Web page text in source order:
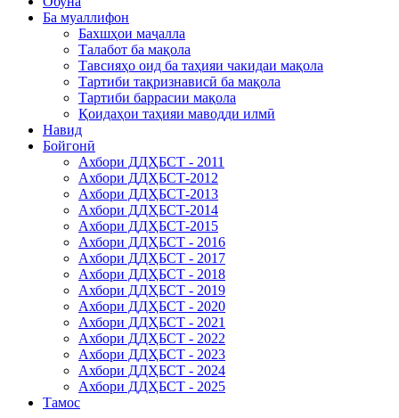
Ба муаллифон
Бахшҳои маҷалла
Талабот ба мақола
Тавсияҳо оид ба таҳияи чакидаи мақола
Тартиби тақризнависӣ ба мақола
Тартиби баррасии мақола
Қоидаҳои таҳияи маводди илмӣ
Навид
Бойгонӣ
Ахбори ДДҲБСТ - 2011
Ахбори ДДҲБСТ-2012
Ахбори ДДҲБСТ-2013
Ахбори ДДҲБСТ-2014
Ахбори ДДҲБСТ-2015
Ахбори ДДҲБСТ - 2016
Ахбори ДДҲБСТ - 2017
Ахбори ДДҲБСТ - 2018
Ахбори ДДҲБСТ - 2019
Ахбори ДДҲБСТ - 2020
Ахбори ДДҲБСТ - 2021
Ахбори ДДҲБСТ - 2022
Ахбори ДДҲБСТ - 2023
Ахбори ДДҲБСТ - 2024
Ахбори ДДҲБСТ - 2025
Тамос